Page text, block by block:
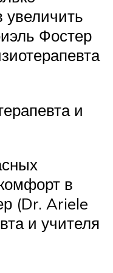
увеличить
Фостер
и
в
(Dr. Ariele
и учителя